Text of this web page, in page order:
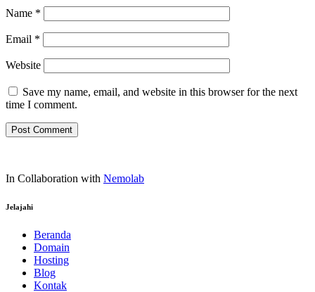
Name *
Email *
Website
Save my name, email, and website in this browser for the next
time I comment.
In Collaboration with Nemolab
Jelajahi
Beranda
Domain
Hosting
Blog
Kontak